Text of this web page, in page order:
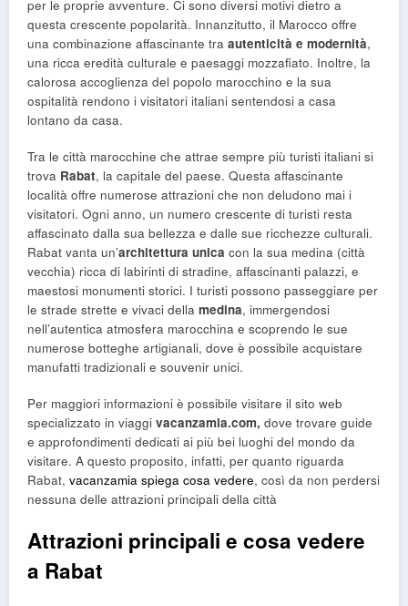
per le proprie avventure. Ci sono diversi motivi dietro a
questa crescente popolarità. Innanzitutto, il Marocco offre
una combinazione affascinante tra autenticità e modernità,
una ricca eredità culturale e paesaggi mozzafiato. Inoltre, la
calorosa accoglienza del popolo marocchino e la sua
ospitalità rendono i visitatori italiani sentendosi a casa
lontano da casa.
Tra le città marocchine che attrae sempre più turisti italiani si
trova Rabat, la capitale del paese. Questa affascinante
località offre numerose attrazioni che non deludono mai i
visitatori. Ogni anno, un numero crescente di turisti resta
affascinato dalla sua bellezza e dalle sue ricchezze culturali.
Rabat vanta un’architettura unica con la sua medina (città
vecchia) ricca di labirinti di stradine, affascinanti palazzi, e
maestosi monumenti storici. I turisti possono passeggiare per
le strade strette e vivaci della medina, immergendosi
nell’autentica atmosfera marocchina e scoprendo le sue
numerose botteghe artigianali, dove è possibile acquistare
manufatti tradizionali e souvenir unici.
Per maggiori informazioni è possibile visitare il sito web
specializzato in viaggi vacanzamia.com, dove trovare guide
e approfondimenti dedicati ai più bei luoghi del mondo da
visitare. A questo proposito, infatti, per quanto riguarda
Rabat, vacanzamia spiega cosa vedere, così da non perdersi
nessuna delle attrazioni principali della città
Attrazioni principali e cosa vedere
a Rabat